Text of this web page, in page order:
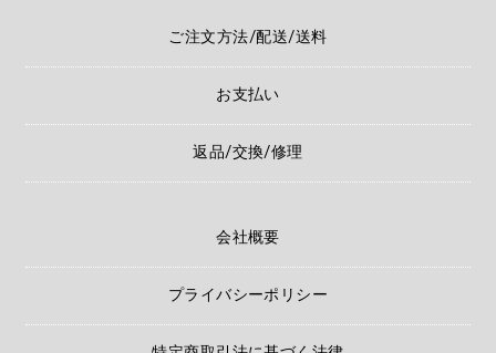
ご注文方法/配送/送料
お支払い
返品/交換/修理
会社概要
プライバシーポリシー